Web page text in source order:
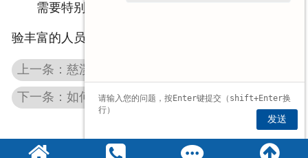
需要特别注意的是，磨盘的修复和更换需要由经
验丰富的人员进行操作，确保安全和修复效果。
上一条：慈溪钢球研球机开机前的注意事项
下一条：如何选择合作的慈溪钢球机厂家
发送